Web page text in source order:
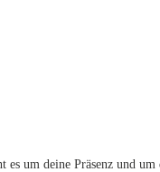
es um deine Präsenz und